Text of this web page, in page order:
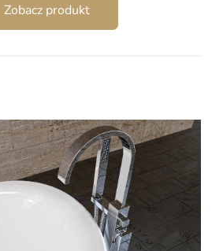
Zobacz produkt